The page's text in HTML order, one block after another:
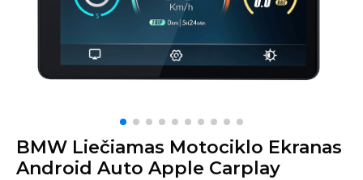
BMW Liečiamas Motociklo Ekranas
Android Auto Apple Carplay